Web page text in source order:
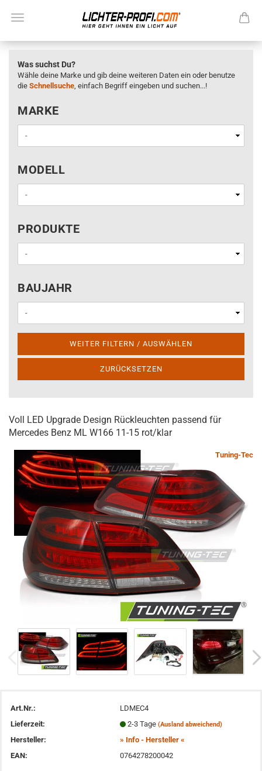
Was suchst Du?
Wähle deine Marke und gib deine weiteren Daten ein oder benutze
die Schnellsuche, einfach Begriff eingeben und suchen...!
MARKE
MARKE
MODELL
MODELL
PRODUKTE
PRODUKTE
BAUJAHR
BAUJAHR
WEITER FILTERN / AUSWÄHLEN
ZURÜCKSETZEN
Voll LED Upgrade Design Rückleuchten passend für
Mercedes Benz ML W166 11-15 rot/klar
Tuning-Tec
Art.Nr.:
LDMEC4
Lieferzeit:
2-3 Tage (Ausland abweichend)
Hersteller:
» Info - Hersteller «
EAN:
0764278200042